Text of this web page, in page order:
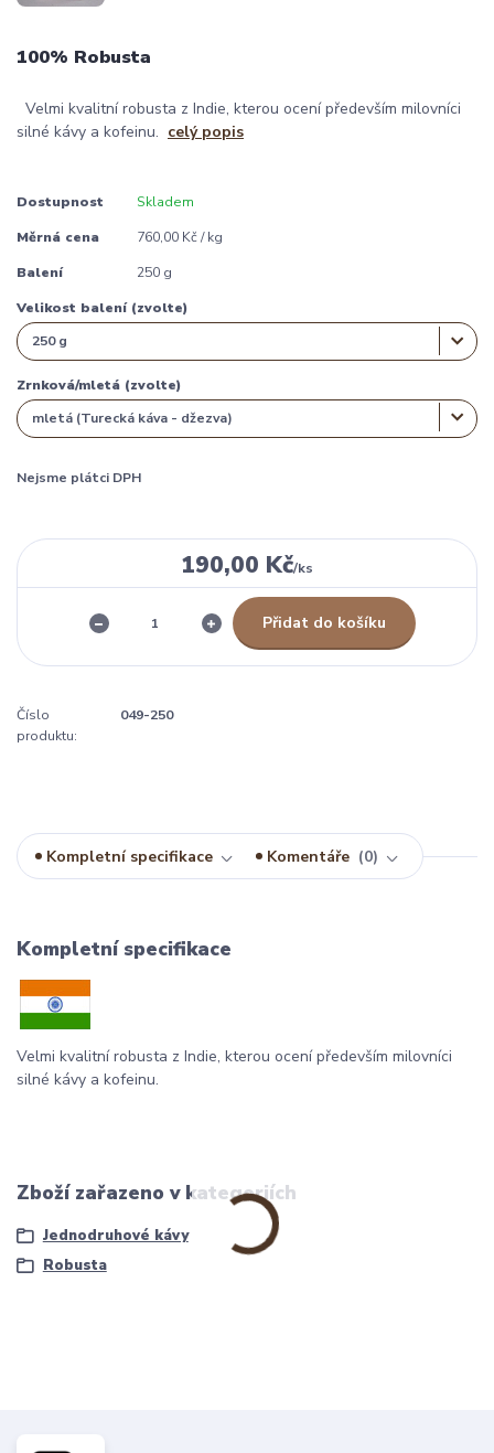
100% Robusta
Velmi kvalitní robusta z Indie, kterou ocení především milovníci
silné kávy a kofeinu. celý popis
Dostupnost Skladem
Měrná cena 760,00 Kč / kg
Balení 250 g
Velikost balení (zvolte)
Zrnková/mletá (zvolte)
Nejsme plátci DPH
190,00 Kč/ks
Přidat do košíku
Číslo
produktu:
049-250
Kompletní specifikace Komentáře 0
Kompletní specifikace
Velmi kvalitní robusta z Indie, kterou ocení především milovníci
silné kávy a kofeinu.
Zboží zařazeno v kategoriích
Jednodruhové kávy
Robusta